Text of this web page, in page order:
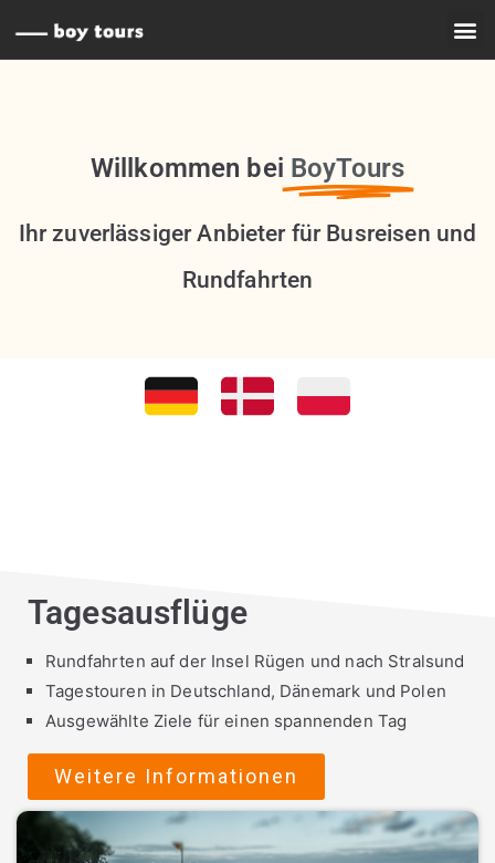
Willkommen bei BoyTours
Ihr zuverlässiger Anbieter für Busreisen und
Rundfahrten
Tagesausflüge
Rundfahrten auf der Insel Rügen und nach Stralsund
Tagestouren in Deutschland, Dänemark und Polen
Ausgewählte Ziele für einen spannenden Tag
Weitere Informationen